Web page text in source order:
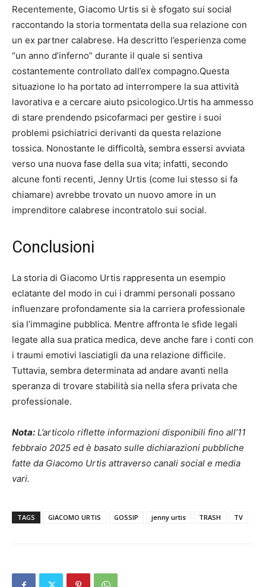
Recentemente, Giacomo Urtis si è sfogato sui social
raccontando la storia tormentata della sua relazione con
un ex partner calabrese. Ha descritto l’esperienza come
“un anno d’inferno” durante il quale si sentiva
costantemente controllato dall’ex compagno.Questa
situazione lo ha portato ad interrompere la sua attività
lavorativa e a cercare aiuto psicologico.Urtis ha ammesso
di stare prendendo psicofarmaci per gestire i suoi
problemi psichiatrici derivanti da questa relazione
tossica. Nonostante le difficoltà, sembra essersi avviata
verso una nuova fase della sua vita; infatti, secondo
alcune fonti recenti, Jenny Urtis (come lui stesso si fa
chiamare) avrebbe trovato un nuovo amore in un
imprenditore calabrese incontratolo sui social.
Conclusioni
La storia di Giacomo Urtis rappresenta un esempio
eclatante del modo in cui i drammi personali possano
influenzare profondamente sia la carriera professionale
sia l’immagine pubblica. Mentre affronta le sfide legali
legate alla sua pratica medica, deve anche fare i conti con
i traumi emotivi lasciatigli da una relazione difficile.
Tuttavia, sembra determinata ad andare avanti nella
speranza di trovare stabilità sia nella sfera privata che
professionale.
Nota: L’articolo riflette informazioni disponibili fino all’11
febbraio 2025 ed è basato sulle dichiarazioni pubbliche
fatte da Giacomo Urtis attraverso canali social e media
vari.
TAGS GIACOMO URTIS GOSSIP jenny urtis TRASH TV